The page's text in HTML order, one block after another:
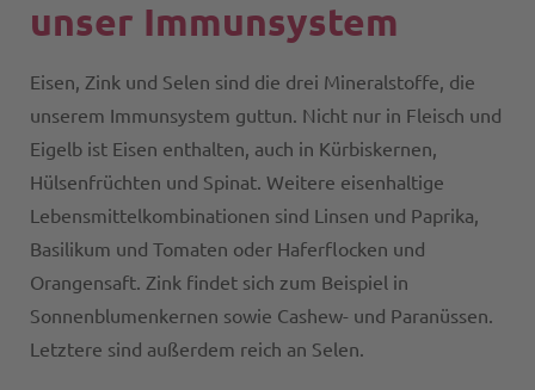
unser Immunsystem
Eisen, Zink und Selen sind die drei Mineralstoffe, die
unserem Immunsystem guttun. Nicht nur in Fleisch und
Eigelb ist Eisen enthalten, auch in Kürbiskernen,
Hülsenfrüchten und Spinat. Weitere eisenhaltige
Lebensmittelkombinationen sind Linsen und Paprika,
Basilikum und Tomaten oder Haferflocken und
Orangensaft. Zink findet sich zum Beispiel in
Sonnenblumenkernen sowie Cashew- und Paranüssen.
Letztere sind außerdem reich an Selen.